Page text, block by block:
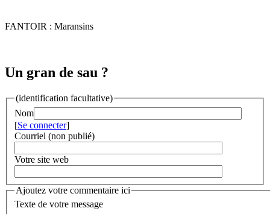
FANTOIR : Maransins
Un gran de sau ?
(identification facultative)
Nom
[Se connecter]
Courriel (non publié)
Votre site web
Ajoutez votre commentaire ici
Texte de votre message